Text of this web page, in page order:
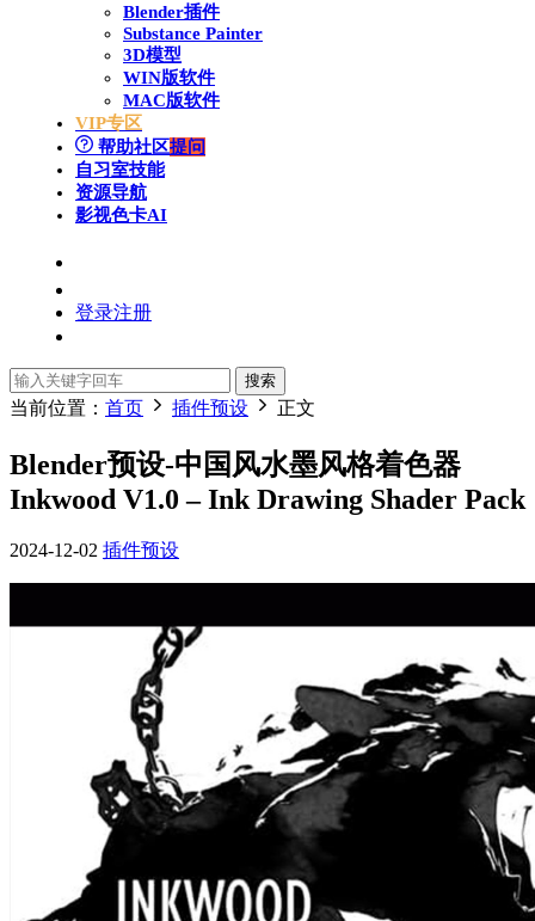
Blender插件
Substance Painter
3D模型
WIN版软件
MAC版软件
VIP专区
帮助社区提问
自习室技能
资源导航
影视色卡AI
登录注册
搜索
当前位置： 首页 插件预设 正文
Blender预设-中国风水墨风格着色器
Inkwood V1.0 – Ink Drawing Shader Pack
2024-12-02 插件预设